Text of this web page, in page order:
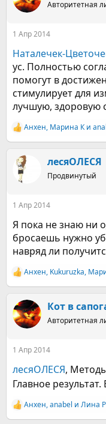
и
Авторитетная
1 Апр 2014
Наталечек-
ус. Полностью
помогут в
стимулирует для
лучшую, здоровую
Р
е
Анхен, Марина Ки
лесяОЛЕСЯ
Продвинутый
1 Апр 2014
Я пока не знаю ни
бросаешь нужно
навряд ли
Р
е
к
ц
и
Анхен, Kukuruzka,
Кот в
Авторитетная
1 Апр 2014
лесяОЛЕСЯ,
Главное
Р
е
Анхен,anabel и Лина